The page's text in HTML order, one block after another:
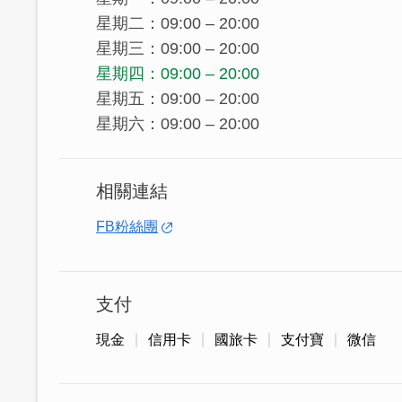
星期二：09:00 – 20:00
星期三：09:00 – 20:00
星期四：09:00 – 20:00
星期五：09:00 – 20:00
星期六：09:00 – 20:00
相關連結
FB粉絲團
支付
現金 信用卡 國旅卡 支付寶 微信